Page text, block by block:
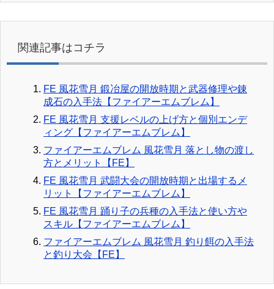
関連記事はコチラ
FE 風花雪月 鍛冶屋の開放時期と武器修理や錬
成石の入手法【ファイアーエムブレム】
FE 風花雪月 支援レベルの上げ方と個別エンデ
ィング【ファイアーエムブレム】
ファイアーエムブレム 風花雪月 落とし物の渡し
方とメリット【FE】
FE 風花雪月 武闘大会の開放時期と出場するメ
リット【ファイアーエムブレム】
FE 風花雪月 踊り子の兵種の入手法と使い方や
スキル【ファイアーエムブレム】
ファイアーエムブレム 風花雪月 釣り餌の入手法
と釣り大会【FE】